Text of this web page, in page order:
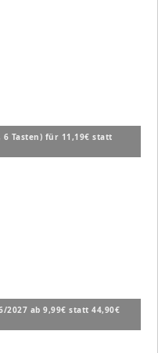
6 Tasten) für 11,19€ statt
2027 ab 9,99€ statt 44,90€